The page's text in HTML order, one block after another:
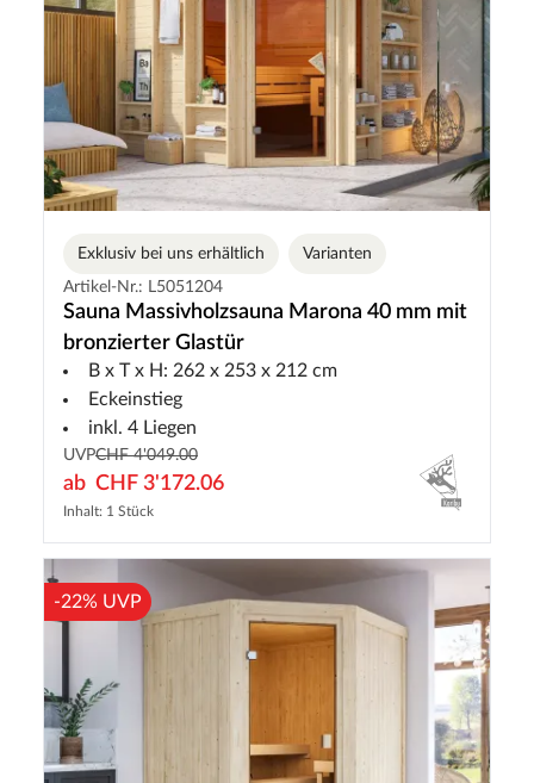
Exklusiv bei uns erhältlich
Varianten
Artikel-Nr.: L5051204
Sauna Massivholzsauna Marona 40 mm mit
bronzierter Glastür
B x T x H: 262 x 253 x 212 cm
Eckeinstieg
inkl. 4 Liegen
UVPCHF 4'049.00
ab CHF 3'172.06
Inhalt: 1 Stück
-22% UVP